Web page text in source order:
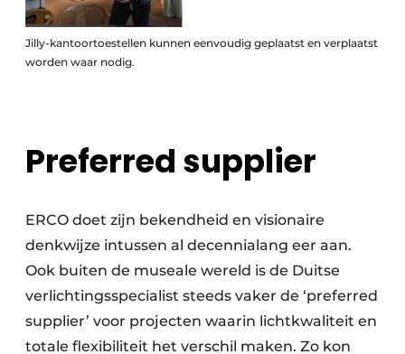
Jilly-kantoortoestellen kunnen eenvoudig geplaatst en verplaatst
worden waar nodig.
Preferred supplier
ERCO doet zijn bekendheid en visionaire
denkwijze intussen al decennialang eer aan.
Ook buiten de museale wereld is de Duitse
verlichtingsspecialist steeds vaker de ‘preferred
supplier’ voor projecten waarin lichtkwaliteit en
totale flexibiliteit het verschil maken. Zo kon